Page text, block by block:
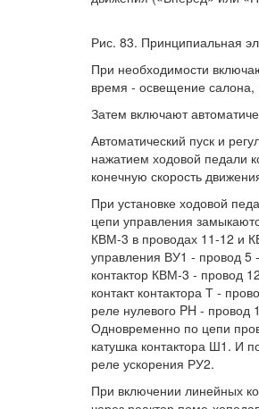
Рис. 83. Принципиальная
При необходимости
время - освещение салона,
Затем включают
Автоматический пуск и
нажатием ходовой педали
конечную скорость
При установке ходовой
цепи управления
КВМ-3 в проводах 11-12 и
управления ВУ1 - провод 5
контактор КВМ-3 - провод
контакт контактора Т -
реле нулевого PH - провод
Одновременно по цепи
катушка контактора Ш1. И
реле ускорения РУ2.
При включении линейных